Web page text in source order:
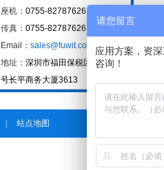
座机： 0755-82787626
传真： 0755-82787626
Email： sales@fuwit.com
地址： 深圳市福田保税区红花路99
号长平商务大厦3613
站点地图
请您留言
应用方案，资
咨询！